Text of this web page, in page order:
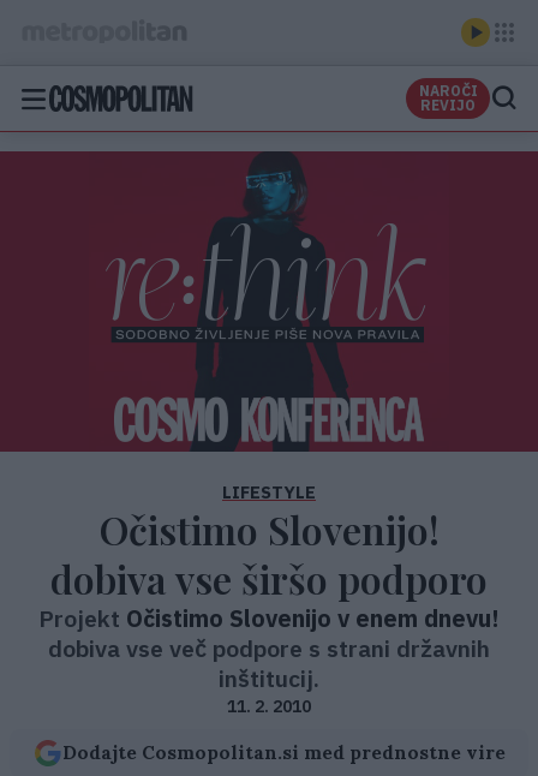
NAROČI
REVIJO
LIFESTYLE
Očistimo Slovenijo!
dobiva vse širšo podporo
Projekt Očistimo Slovenijo v enem dnevu!
dobiva vse več podpore s strani državnih
inštitucij.
11. 2. 2010
Dodajte Cosmopolitan.si med prednostne vire